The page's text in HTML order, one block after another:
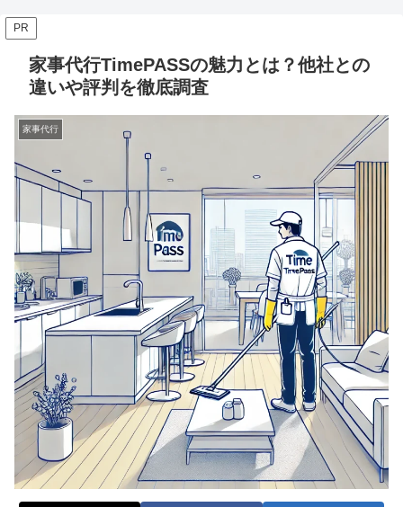
PR
家事代行TimePASSの魅力とは？他社との
違いや評判を徹底調査
家事代行